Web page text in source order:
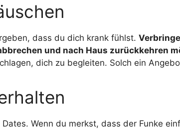
dass du dich krank fühlst.
und nach Haus zurückkehren
dich zu begleiten. Solch ein
Wenn du merkst, dass der Funke